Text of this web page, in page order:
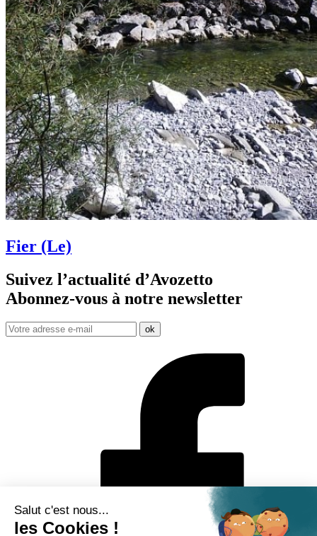
Fier (Le)
Suivez l’actualité d’Avozetto
Abonnez-vous à notre newsletter